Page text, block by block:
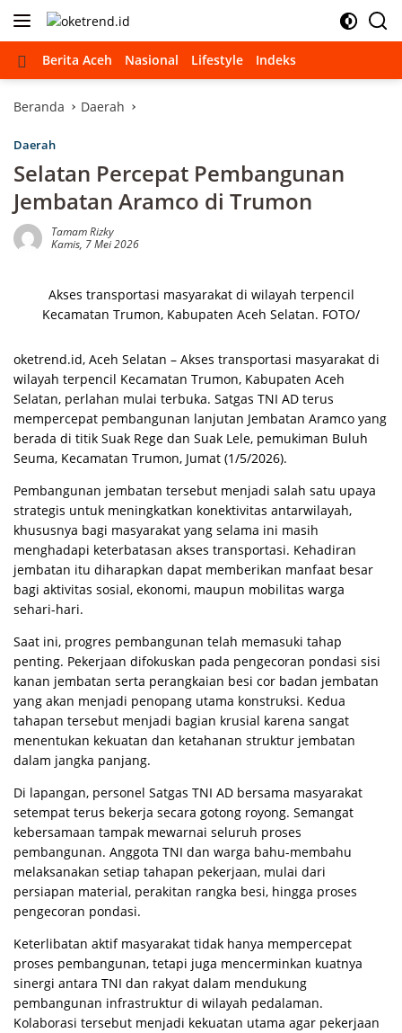
Langsung
Beranda
Berita Aceh Nasional Lifestyle Indeks
Beranda Daerah
Daerah
Selatan Percepat Pembangunan
Jembatan Aramco di Trumon
Tamam Rizky
Kamis, 7 Mei 2026
Akses transportasi masyarakat di wilayah terpencil
Kecamatan Trumon, Kabupaten Aceh Selatan. FOTO/
oketrend.id, Aceh Selatan – Akses transportasi masyarakat di
wilayah terpencil Kecamatan Trumon, Kabupaten Aceh
Selatan, perlahan mulai terbuka. Satgas TNI AD terus
mempercepat pembangunan lanjutan Jembatan Aramco yang
berada di titik Suak Rege dan Suak Lele, pemukiman Buluh
Seuma, Kecamatan Trumon, Jumat (1/5/2026).
Pembangunan jembatan tersebut menjadi salah satu upaya
strategis untuk meningkatkan konektivitas antarwilayah,
khususnya bagi masyarakat yang selama ini masih
menghadapi keterbatasan akses transportasi. Kehadiran
jembatan itu diharapkan dapat memberikan manfaat besar
bagi aktivitas sosial, ekonomi, maupun mobilitas warga
sehari-hari.
Saat ini, progres pembangunan telah memasuki tahap
penting. Pekerjaan difokuskan pada pengecoran pondasi sisi
kanan jembatan serta perangkaian besi cor badan jembatan
yang akan menjadi penopang utama konstruksi. Kedua
tahapan tersebut menjadi bagian krusial karena sangat
menentukan kekuatan dan ketahanan struktur jembatan
dalam jangka panjang.
Di lapangan, personel Satgas TNI AD bersama masyarakat
setempat terus bekerja secara gotong royong. Semangat
kebersamaan tampak mewarnai seluruh proses
pembangunan. Anggota TNI dan warga bahu-membahu
melaksanakan setiap tahapan pekerjaan, mulai dari
persiapan material, perakitan rangka besi, hingga proses
pengecoran pondasi.
Keterlibatan aktif masyarakat tidak hanya mempercepat
proses pembangunan, tetapi juga mencerminkan kuatnya
sinergi antara TNI dan rakyat dalam mendukung
pembangunan infrastruktur di wilayah pedalaman.
Kolaborasi tersebut menjadi kekuatan utama agar pekerjaan